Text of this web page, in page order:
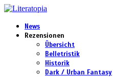
News
Rezensionen
Übersicht
Belletristik
Historik
Dark / Urban Fantasy